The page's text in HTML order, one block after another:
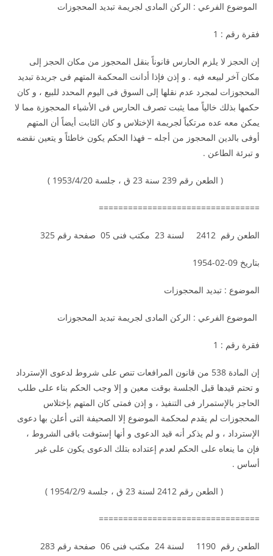
الموضوع الفرعي : الركن المادى لجريمة تبديد المحجوزات
فقرة رقم : 1
إن الحجز لا يلزم الحارس قانوناً بنقل المحجوز من مكان الحجز إلى
مكان آخر لبيعه فيه . و إذن فإذا أدانت المحكمة المتهم فى جريدة تبديد
المحجوزات لمجرد عدم نقلها إلى السوق فى اليوم المحدد للبيع ، و كان
حكمها بذلك خالياً مما يثبت تصرف الحارس فى الأشياء المحجوزة مما لا
يمكن معه عده مرتكباً لجريمة الإختلاس و كان الثابت أيضاً أن المتهم
أوفى بالدين المحجوز من أجله – فهذا الحكم يكون خاطئاً و يتعين نقضه
و تبرئة الطاعن .
( الطعن رقم 239 سنة 23 ق ، جلسة 1953/4/20 )
=================================
الطعن رقم 2412 لسنة 23 مكتب فنى 05 صفحة رقم 325
بتاريخ 09-02-1954
الموضوع : تبديد المحجوزات
الموضوع الفرعي : الركن المادى لجريمة تبديد المحجوزات
فقرة رقم : 1
إن المادة 538 من قانون المرافعات تنص على شروط لدعوى الإسترداد
و تحتم قيدها قبل الجلسة بوقت معين و إلا وجب الحكم بناء على طلب
الحاجز بالإستمرار فى التنفيذ ، و إذن فمتى كان المتهم بإختلاس
المحجوزات لم يقدم لمحكمة الموضوع إلا الصحيفة التى أعلن بها دعوى
الإسترداد ، و لم يذكر أنه قيد الدعوى و أنها إستوفت باقى الشروط ،
فإن ما ينعاه على الحكم لعدم إعتداده بتلك الدعوى يكون على غير
أساس .
( الطعن رقم 2412 لسنة 23 ق ، جلسة 1954/2/9 )
=================================
الطعن رقم 1190 لسنة 24 مكتب فنى 06 صفحة رقم 283